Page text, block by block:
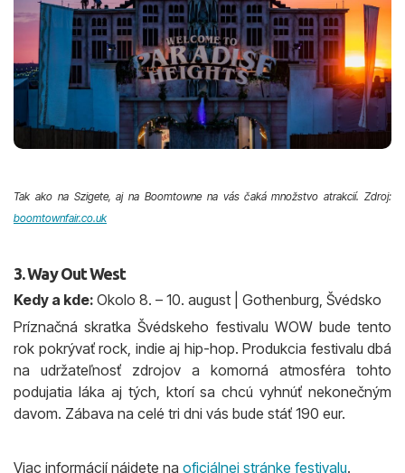
Tak ako na Szigete, aj na Boomtowne na vás čaká množstvo atrakcií. Zdroj:
boomtownfair.co.uk
3. Way Out West
Kedy a kde: Okolo 8. – 10. august | Gothenburg, Švédsko
Príznačná skratka Švédskeho festivalu WOW bude tento
rok pokrývať rock, indie aj hip-hop. Produkcia festivalu dbá
na udržateľnosť zdrojov a komorná atmosféra tohto
podujatia láka aj tých, ktorí sa chcú vyhnúť nekonečným
davom. Zábava na celé tri dni vás bude stáť 190 eur.
Viac informácií nájdete na oficiálnej stránke festivalu.